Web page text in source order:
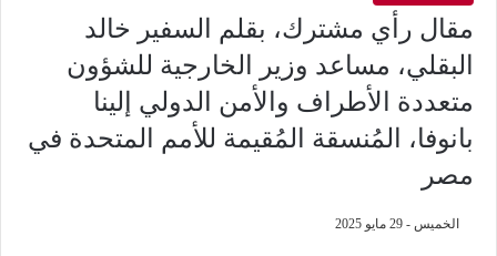
مقال رأي مشترك، بقلم السفير خالد
البقلي، مساعد وزير الخارجية للشؤون
متعددة الأطراف والأمن الدولي إلينا
بانوفا، المُنسقة المُقيمة للأمم المتحدة في
مصر
الخميس - 29 مايو 2025